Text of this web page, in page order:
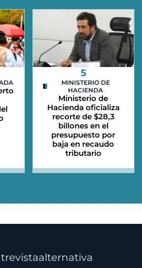
5
MINISTERIO DE
HACIENDA
Ministerio de
Hacienda oficializa
recorte de $28,3
billones en el
presupuesto por
baja en recaudo
tributario